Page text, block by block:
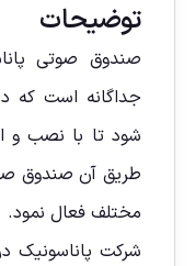
توضیحات
جداگانه است که
شود تا با نصب و
طریق آن صندوق
مختلف فعال نمود.
شرکت پاناسونیک